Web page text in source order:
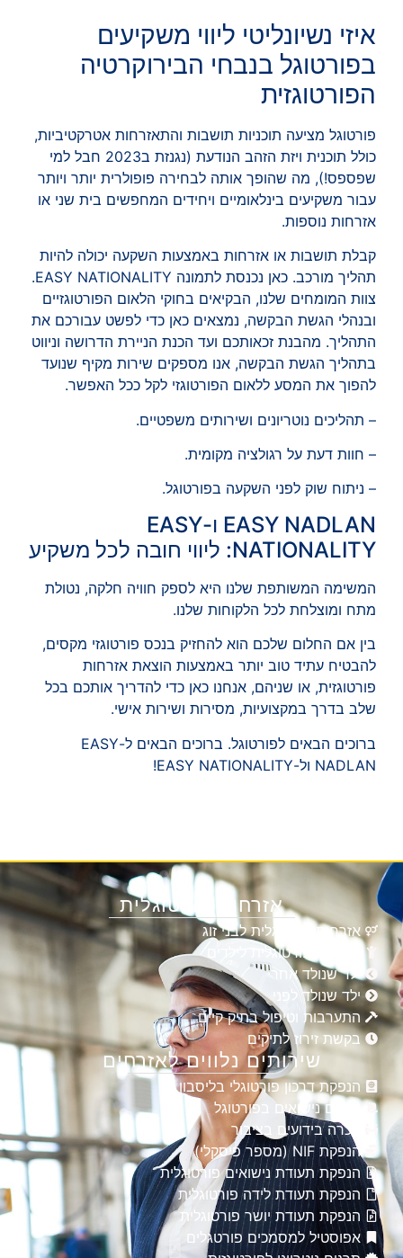
איזי נשיונליטי ליווי משקיעים
בפורטוגל בנבחי הבירוקרטיה
הפורטוגזית
פורטוגל מציעה תוכניות תושבות והתאזרחות אטרקטיביות,
כולל תוכנית ויזת הזהב הנודעת (נגנזת ב2023 חבל למי
שפספס!), מה שהופך אותה לבחירה פופולרית יותר ויותר
עבור משקיעים בינלאומיים ויחידים המחפשים בית שני או
אזרחות נוספות.
קבלת תושבות או אזרחות באמצעות השקעה יכולה להיות
תהליך מורכב. כאן נכנסת לתמונה EASY NATIONALITY.
צוות המומחים שלנו, הבקיאים בחוקי הלאום הפורטוגזיים
ובנהלי הגשת הבקשה, נמצאים כאן כדי לפשט עבורכם את
התהליך. מהבנת זכאותכם ועד הכנת הניירת הדרושה וניווט
בתהליך הגשת הבקשה, אנו מספקים שירות מקיף שנועד
להפוך את המסע ללאום הפורטוגזי לקל ככל האפשר.
– תהליכים נוטריונים ושירותים משפטיים.
– חוות דעת על רגולציה מקומית.
– ניתוח שוק לפני השקעה בפורטוגל.
EASY NADLAN ו-EASY
NATIONALITY: ליווי חובה לכל משקיע
המשימה המשותפת שלנו היא לספק חוויה חלקה, נטולת
מתח ומוצלחת לכל הלקוחות שלנו.
בין אם החלום שלכם הוא להחזיק בנכס פורטוגזי מקסים,
להבטיח עתיד טוב יותר באמצעות הוצאת אזרחות
פורטוגזית, או שניהם, אנחנו כאן כדי להדריך אותכם בכל
שלב בדרך במקצועיות, מסירות ושירות אישי.
ברוכים הבאים לפורטוגל. ברוכים הבאים ל-EASY
NADLAN ול-EASY NATIONALITY!
אזרחות פורטוגלית
אזרחות פורטוגלית לבני זוג
אזרחות פורטוגלית לילדים
ילד שנולד אחרי
ילד שנולד לפני
התערבות וטיפול בתיק קיים
בקשת זירוז לתיקים
שירותים נלווים לאזרחים
הנפקת דרכון פורטוגלי בליסבון
רישום נישואים בפורטוגל
הכרה בידועים בציבור
הנפקת NIF (מספר פיסקלי)
הנפקת תעודת נישואים פורטוגלית
הנפקת תעודת לידה פורטוגלית
הנפקת תעודת יושר פורטוגלית
אפוסטיל למסמכים פורטגלים